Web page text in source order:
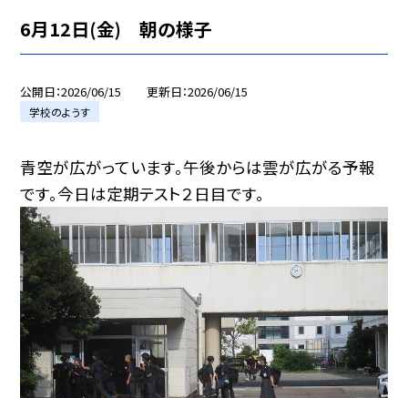
6月12日(金) 朝の様子
公開日 2026/06/15 更新日 2026/06/15
学校のようす
青空が広がっています。午後からは雲が広がる予報
です。今日は定期テスト２日目です。